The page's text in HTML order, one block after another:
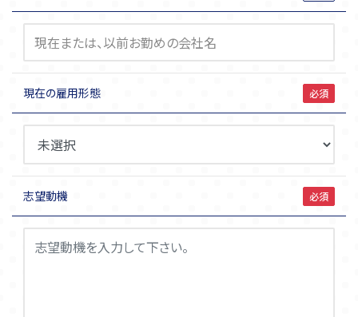
現在の雇用形態 必須
志望動機 必須